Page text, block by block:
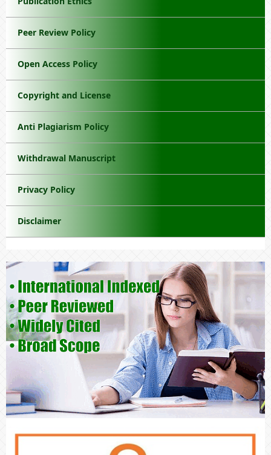
Peer Review Policy
Open Access Policy
Copyright and License
Anti Plagiarism Policy
Withdrawal Manuscript
Privacy Policy
Disclaimer